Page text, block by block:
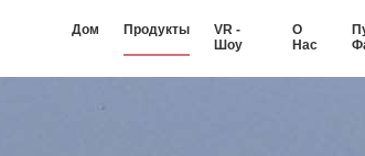
Дом Продукты
VR -
Шоу
О
Нас